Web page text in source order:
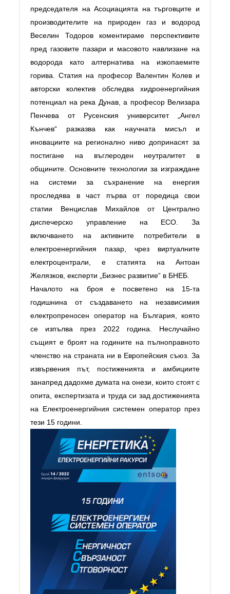
председателя на Асоциацията на търговците и
производителите на природен газ и водород
Веселин Тодоров коментираме перспективите
пред газовите пазари и масовото навлизане на
водорода като алтернатива на изкопаемите
горива. Статия на професор Валентин Колев и
авторски колектив обследва хидроенергийния
потенциал на река Дунав, а професор Велизара
Пенчева от Русенския университет „Ангел
Кънчев“ разказва как научната мисъл и
иновациите на регионално ниво допринасят за
постигане на въглероден неутралитет в
общините. Основните технологии за изграждане
на системи за съхранение на енергия
проследява в част първа от поредица свои
статии Венцислав Михайлов от Централно
диспечерско управление на ЕСО. За
включването на активните потребители в
електроенергийния пазар, чрез виртуалните
електроцентрали, е статията на Антоан
Желязков, експерти „Бизнес развитие“ в БНЕБ.
Началото на броя е посветено на 15-та
годишнина от създаването на независимия
електропреносен оператор на България, която
се изпълва през 2022 година. Неслучайно
същият е броят на годините на пълноправното
членство на страната ни в Европейския съюз. За
извървения път, постиженията и амбициите
занапред дадохме думата на онези, които стоят с
опита, експертизата и труда си зад достиженията
на Електроенергийния системен оператор през
тези 15 години.